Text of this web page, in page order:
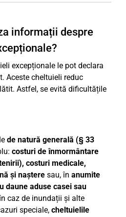
informații despre
excepționale le pot declara
Aceste cheltuieli reduc
Astfel, se evită dificultățile
de natură generală (§ 33
costuri de înmormântare
costuri medicale,
și naștere sau, în anumite
daune aduse casei sau
caz de inundații și alte
speciale, cheltuielile